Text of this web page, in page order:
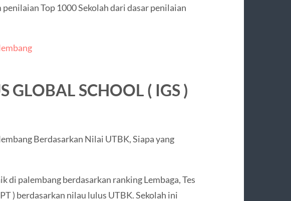
Top 1000 Sekolah dari dasar penilaian
GLOBAL SCHOOL ( IGS )
di palembang berdasarkan ranking Lembaga, Tes
) berdasarkan nilau lulus UTBK. Sekolah ini